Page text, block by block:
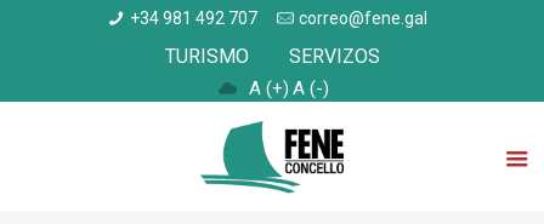
+34 981 492 707 correo@fene.gal
TURISMO SERVIZOS
A (+) A (-)